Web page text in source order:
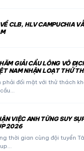
CLB, HLV CAMPUCHIA
GIẢI CẦU LÔNG VÔ
NAM NHẬN LOẠT THỬ
phải đối mặt với thử thách
VIỆC ANH TỪNG SUY
2026
thời gian cùng đội tuyển